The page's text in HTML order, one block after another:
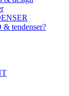
tendenser?